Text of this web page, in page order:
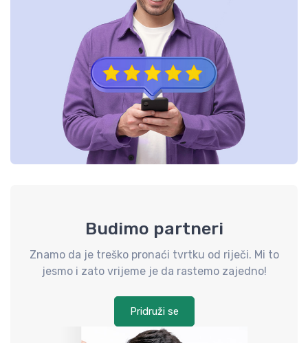
Budimo partneri
Znamo da je treško pronaći tvrtku od riječi. Mi to
jesmo i zato vrijeme je da rastemo zajedno!
Pridruži se